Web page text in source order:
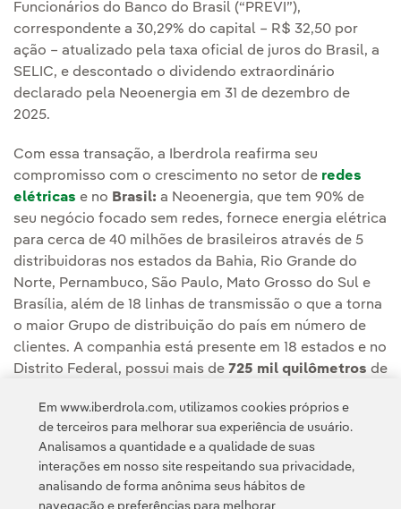
Funcionários do Banco do Brasil (“PREVI”),
correspondente a 30,29% do capital – R$ 32,50 por
ação – atualizado pela taxa oficial de juros do Brasil, a
SELIC, e descontado o dividendo extraordinário
declarado pela Neoenergia em 31 de dezembro de
2025.
Com essa transação, a Iberdrola reafirma seu
compromisso com o crescimento no setor de redes
elétricas e no Brasil: a Neoenergia, que tem 90% de
seu negócio focado sem redes, fornece energia elétrica
para cerca de 40 milhões de brasileiros através de 5
distribuidoras nos estados da Bahia, Rio Grande do
Norte, Pernambuco, São Paulo, Mato Grosso do Sul e
Brasília, além de 18 linhas de transmissão o que a torna
o maior Grupo de distribuição do país em número de
clientes. A companhia está presente em 18 estados e no
Distrito Federal, possui mais de 725 mil quilômetros de
linhas de transmissão e conta com3.600 MWde
geração renovável, principalmente hidrelétrica.
Em www.iberdrola.com, utilizamos cookies próprios e
de terceiros para melhorar sua experiência de usuário.
Analisamos a quantidade e a qualidade de suas
interações em nosso site respeitando sua privacidade,
analisando de forma anônima seus hábitos de
navegação e preferências para melhorar